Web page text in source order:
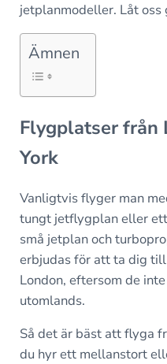
jetplanmodeller. Låt oss
Ämnen
Flygplatser från
York
Vanligtvis flyger man
tungt jetflygplan eller
små jetplan och
erbjudas för att ta dig
London, eftersom de
utomlands.
Så det är bäst att flyga
du hyr ett mellanstort